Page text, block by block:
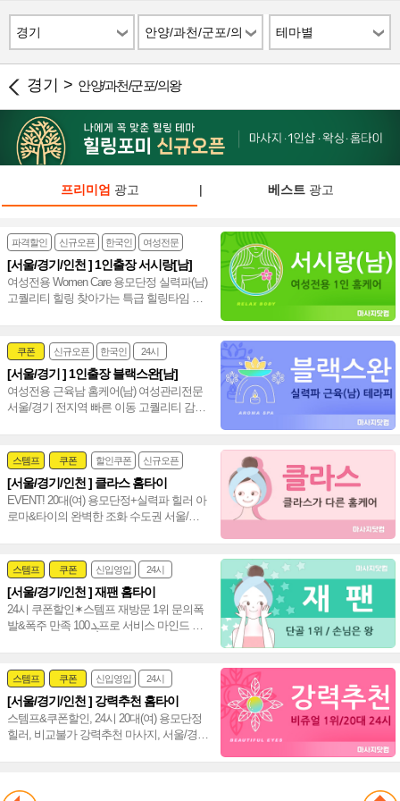
경기
안양/과천/군포/의
왕
테마별
경기 > 안양/과천/군포/의왕
프리미엄 광고 | 베스트광고
파격할인 신규오픈 한국인 여성전문
[서울/경기/인천 ] 1인출장 서시랑[남]
여성전용 Women Care 용모단정 실력파(남)
고퀄리티 힐링 찾아가는 특급 힐링타임 서
쿠폰 신규오픈 한국인 24시
여성전문
[서울/경기 ] 1인출장 블랙스완[남]
여성전용 근육남 홈케어(남) 여성관리전문
서울/경기 전지역 빠른 이동 고퀄리티 감성
스템프 쿠폰 할인쿠폰 신규오픈
24시 홈케어
[서울/경기/인천 ] 클라스 홈타이
EVENT! 20대(여) 용모단정+실력파 힐러 아
로마&타이의 완벽한 조화 수도권 서울/경
스템프 쿠폰 신입영입 24시
여자힐러 감성전문
[서울/경기/인천 ] 재팬 홈타이
24시 쿠폰할인✶스템프 재방문 1위 문의폭
발&폭주 만족 ܓ 100프로 서비스 마인드 짱
스템프 쿠폰 신입영입 24시
여자힐러 감성전문
[서울/경기/인천 ] 강력추천 홈타이
스템프&쿠폰할인, 24시 20대(여) 용모단정
힐러, 비교불가 강력추천 마사지, 서울/경